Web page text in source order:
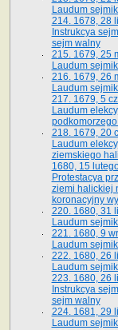
Laudum
214. 1678, 28
Instrukcya
sejm walny
215. 1679, 25
Laudum
216. 1679, 26
Laudum
217. 1679, 5
Laudum
218. 1679, 20
Laudum
ziemskiego
1680, 15
Protestacya
ziemi halickiej
koronacyjny
220. 1680, 31
Laudum
221. 1680, 9
Laudum
222. 1680, 26
Laudum
223. 1680, 26
Instrukcya
sejm walny
224. 1681, 29
Laudum